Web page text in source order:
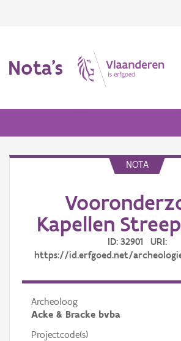
Nota's
NOTA
Kapellen
ID: 32901 URI:
https://id.erfgoed.net/
Archeoloog
Acke & Bracke bvba
Projectcode(s)